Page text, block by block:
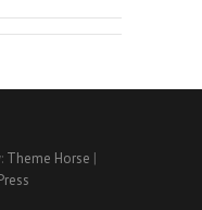
Theme Horse |